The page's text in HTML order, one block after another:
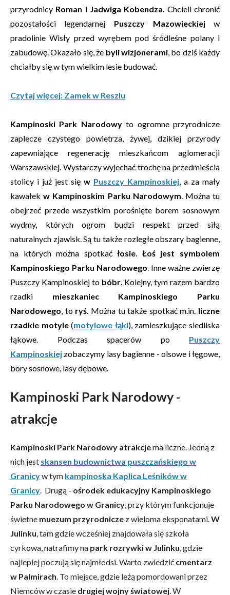
przyrodnicy Roman i Jadwiga Kobendza. Chcieli chronić
pozostałości legendarnej Puszczy Mazowieckiejw
pradolinie Wisły przed wyrębem pod śródleśne polany i
zabudowę. Okazało się, że byli wizjonerami, bo dziś każdy
chciałby się w tym wielkim lesie budować.
Czytaj więcej: Zamek w Reszlu
Kampinoski Park Narodowyto ogromne przyrodnicze
zaplecze czystego powietrza, żywej, dzikiej przyrody
zapewniające regenerację mieszkańcom aglomeracji
Warszawskiej. Wystarczy wyjechać trochę na przedmieścia
stolicy i już jest się w Puszczy Kampinoskiej, a za mały
kawałekw Kampinoskim Parku Narodowym. Można tu
obejrzeć przede wszystkim porośnięte borem sosnowym
wydmy, których ogrom budzi respekt przed siłą
naturalnych zjawisk. Są tu także rozległe obszary bagienne,
na których można spotkaćłosie. Łoś jest symbolem
Kampinoskiego Parku Narodowego. Inne ważne zwierzę
Puszczy Kampinoskiej to bóbr. Kolejny, tym razem bardzo
rzadki mieszkaniec Kampinoskiego Parku
Narodowego, to ryś. Można tu także spotkać m.in. liczne
rzadkie motyle(motylowe łąki), zamieszkujące siedliska
łąkowe. Podczas spacerów po Puszczy
Kampinoskiej zobaczymy lasy bagienne - olsowe i łęgowe,
bory sosnowe, lasy dębowe.
Kampinoski Park Narodowy -
atrakcje
Kampinoski Park Narodowy atrakcjema liczne. Jedną z
nich jest skansen budownictwa puszczańskiego w
Granicyw tym kampinoska Kaplica Leśników w
Granicy. Drugą - ośrodek edukacyjny Kampinoskiego
Parku Narodowego w Granicy, przy którym funkcjonuje
świetne muezum przyrodnicze z wieloma eksponatami.W
Julinku, tam gdzie wcześniej znajdowała się szkoła
cyrkowa, natrafimy na park rozrywki w Julinku, gdzie
najlepiej poczują się najmłodsi. Warto zwiedzić cmentarz
w Palmirach. To miejsce, gdzie leżą pomordowani przez
Niemców w czasie drugiej wojny światowej. W